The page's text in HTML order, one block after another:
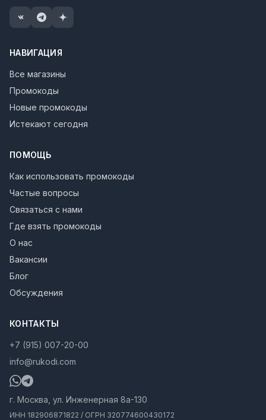
НАВИГАЦИЯ
Все магазины
Промокоды
Новые промокоды
Истекают сегодня
ПОМОЩЬ
Как использовать промокоды
Частые вопросы
Связаться с нами
Где взять промокоды
О нас
Вакансии
Блог
Обсуждения
КОНТАКТЫ
+7 (915) 007-20-00
info@rukodi.com
г. Москва, ул. Инженерная 8а-130
ИНН 182906871822 / ОГРН 320774600430172